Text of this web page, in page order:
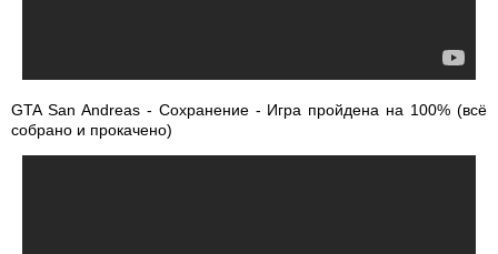
GTA San Andreas - Сохранение - Игра пройдена на 100% (всё
собрано и прокачено)